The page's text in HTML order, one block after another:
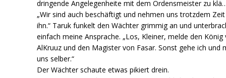
dringende Angelegenheite mit dem Ordensmeister zu
„Wir sind auch beschäftigt und nehmen uns trotzdem
ihn.“ Taruk funkelt den Wächter grimmig an und
einfach meine Ansprache. „Los, Kleiner, melde den König
AlKruuz und den Magister von Fasar. Sonst gehe ich und
uns selber.“
Der Wächter schaute etwas pikiert drein.